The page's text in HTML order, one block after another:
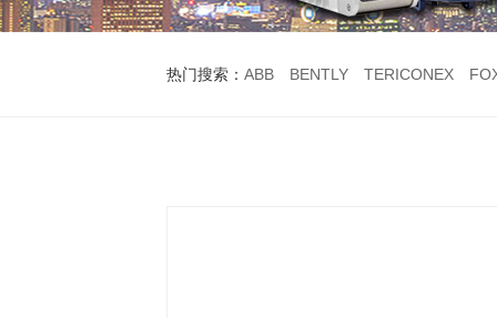
热门搜索： ABB BENTLY TERICONEX